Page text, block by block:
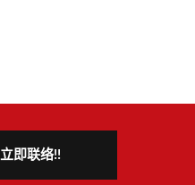
立即联络!!